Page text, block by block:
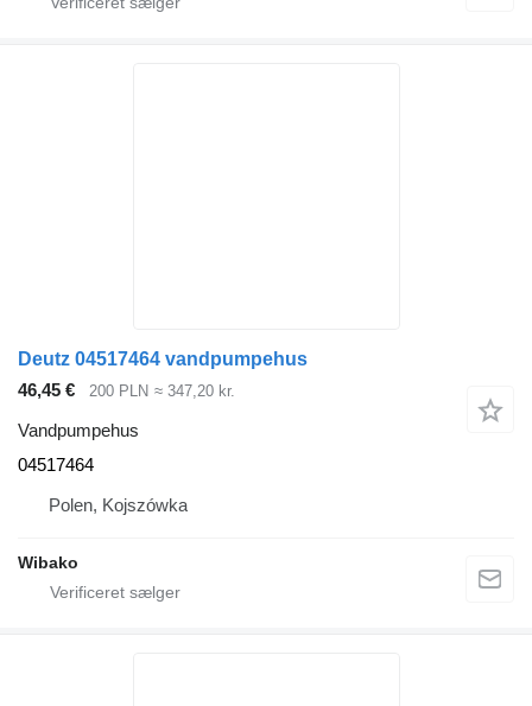
Deutz 04517464 vandpumpehus
46,45 €
200 PLN ≈ 347,20 kr.
Vandpumpehus
04517464
Polen, Kojszówka
Wibako